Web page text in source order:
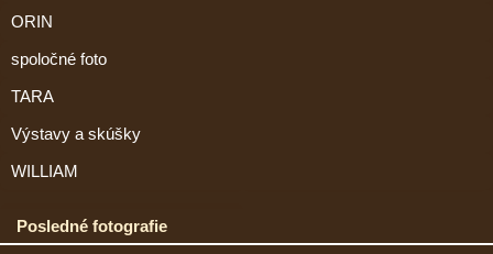
ORIN
spoločné foto
TARA
Výstavy a skúšky
WILLIAM
Posledné fotografie